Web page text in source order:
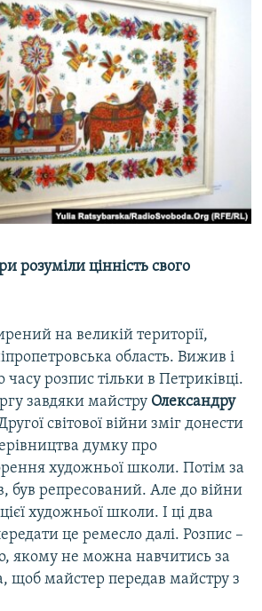
розуміли цінність свого
на великій території,
область. Вижив і
розпис тільки в Петриківці.
завдяки майстру Олександру
світової війни зміг донести
думку про
художньої школи. Потім за
був репресований. Але до війни
художньої школи. І ці два
це ремесло далі. Розпис –
якому не можна навчитись за
майстер передав майстру з